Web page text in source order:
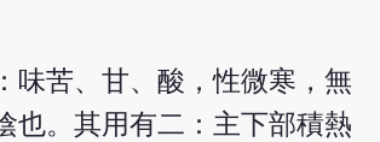
味苦、甘、酸，性微寒，無
也。其用有二：主下部積熱